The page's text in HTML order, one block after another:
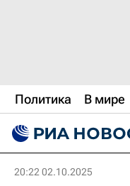
Политика В мире
20:22 02.10.2025